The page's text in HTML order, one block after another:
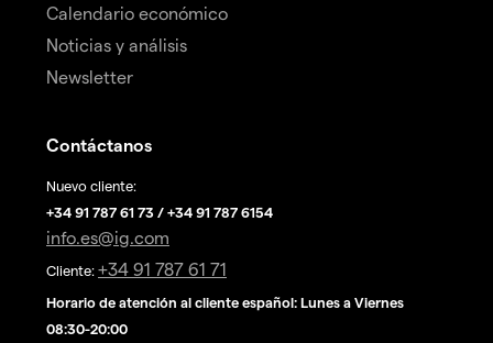
Calendario económico
Noticias y análisis
Newsletter
Contáctanos
Nuevo cliente:
+34 91 787 61 73 / +34 91 787 6154
info.es@ig.com
Cliente: +34 91 787 61 71
Horario de atención al cliente español: Lunes a Viernes
08:30-20:00